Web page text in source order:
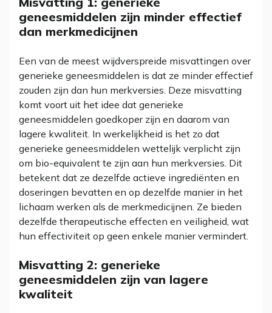
geneesmiddelen zijn minder effectief
dan merkmedicijnen
Een van de meest wijdverspreide misvattingen over
generieke geneesmiddelen is dat ze minder effectief
zouden zijn dan hun merkversies. Deze misvatting
komt voort uit het idee dat generieke
geneesmiddelen goedkoper zijn en daarom van
lagere kwaliteit. In werkelijkheid is het zo dat
generieke geneesmiddelen wettelijk verplicht zijn
om bio-equivalent te zijn aan hun merkversies. Dit
betekent dat ze dezelfde actieve ingrediënten en
doseringen bevatten en op dezelfde manier in het
lichaam werken als de merkmedicijnen. Ze bieden
dezelfde therapeutische effecten en veiligheid, wat
hun effectiviteit op geen enkele manier vermindert.
Misvatting 2: generieke
geneesmiddelen zijn van lagere
kwaliteit